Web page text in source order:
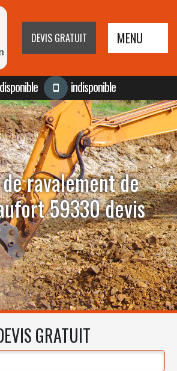
DEVIS GRATUIT MENU
indisponible
ravalement de
59330 devis
GRATUIT